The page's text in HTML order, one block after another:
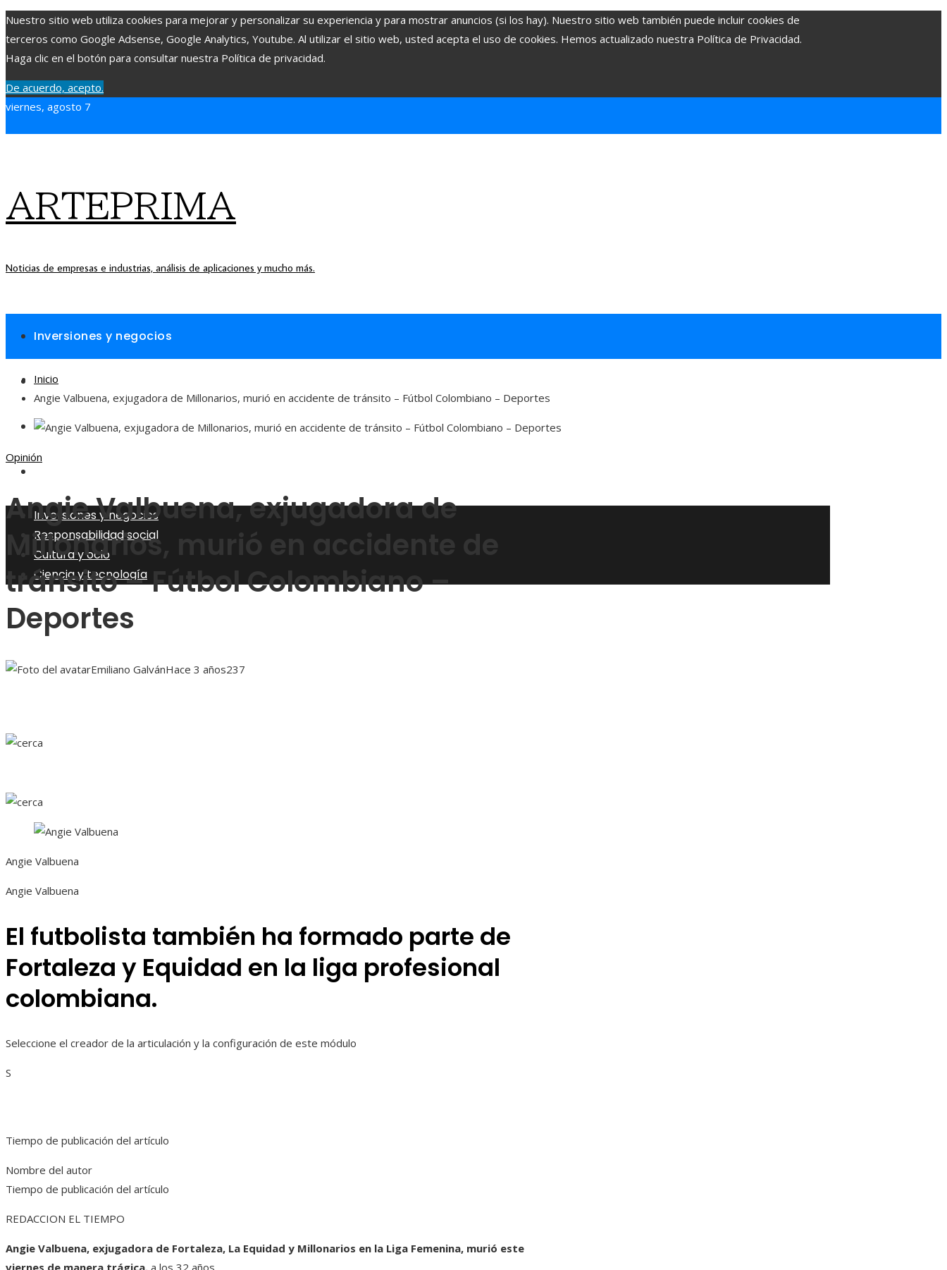
Nuestro sitio web utiliza cookies para mejorar y personalizar su experiencia y para mostrar anuncios (si los hay). Nuestro sitio web también puede incluir cookies de
terceros como Google Adsense, Google Analytics, Youtube. Al utilizar el sitio web, usted acepta el uso de cookies. Hemos actualizado nuestra Política de Privacidad.
Haga clic en el botón para consultar nuestra Política de privacidad.
De acuerdo, acepto.
viernes, agosto 7
ARTEPRIMA
Noticias de empresas e industrias, análisis de aplicaciones y mucho más.
Inversiones y negocios
Responsabilidad social
Cultura y ocio
Inversiones y negocios
Responsabilidad social
Cultura y ocio
Ciencia y tecnología
Inicio
Angie Valbuena, exjugadora de Millonarios, murió en accidente de tránsito – Fútbol Colombiano – Deportes
Opinión
Angie Valbuena, exjugadora de
Millonarios, murió en accidente de
tránsito – Fútbol Colombiano –
Deportes
Emiliano GalvánHace 3 años237
Angie Valbuena
Angie Valbuena
El futbolista también ha formado parte de
Fortaleza y Equidad en la liga profesional
colombiana.
Seleccione el creador de la articulación y la configuración de este módulo
S
Tiempo de publicación del artículo
Nombre del autor
Tiempo de publicación del artículo
REDACCION EL TIEMPO
Angie Valbuena, exjugadora de Fortaleza, La Equidad y Millonarios en la Liga Femenina, murió este
viernes de manera trágica, a los 32 años